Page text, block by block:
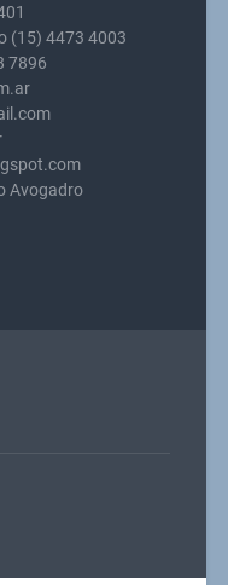
(15) 4473 4003
7896
Avogadro